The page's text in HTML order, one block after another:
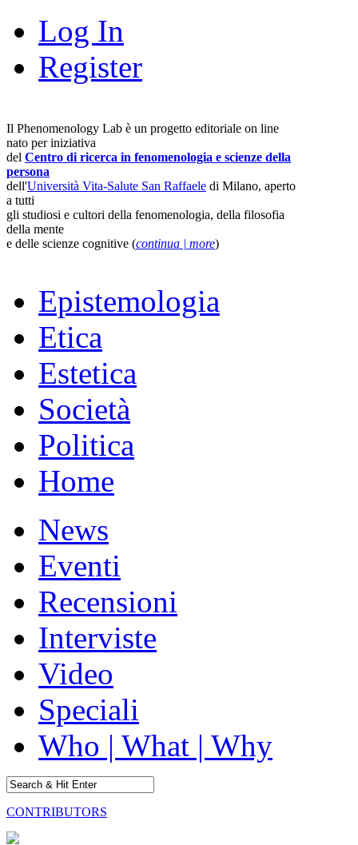
Log In
Register
Il Phenomenology Lab è un progetto editoriale on line
nato per iniziativa
del Centro di ricerca in fenomenologia e scienze della
persona
dell'Università Vita-Salute San Raffaele di Milano, aperto
a tutti
gli studiosi e cultori della fenomenologia, della filosofia
della mente
e delle scienze cognitive (continua | more)
Epistemologia
Etica
Estetica
Società
Politica
Home
News
Eventi
Recensioni
Interviste
Video
Speciali
Who | What | Why
CONTRIBUTORS